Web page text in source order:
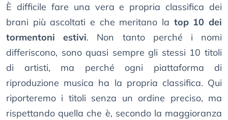
È difficile fare una vera e propria classifica dei
brani più ascoltati e che meritano la top 10 dei
tormentoni estivi. Non tanto perché i nomi
differiscono, sono quasi sempre gli stessi 10 titoli
di artisti, ma perché ogni piattaforma di
riproduzione musica ha la propria classifica. Qui
riporteremo i titoli senza un ordine preciso, ma
rispettando quella che è, secondo la maggioranza